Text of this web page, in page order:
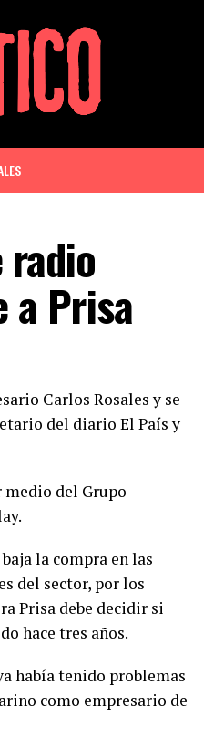
radio
a Prisa
Carlos Rosales y se
del diario El País y
medio del Grupo
la compra en las
del sector, por los
Prisa debe decidir si
hace tres años.
había tenido problemas
como empresario de